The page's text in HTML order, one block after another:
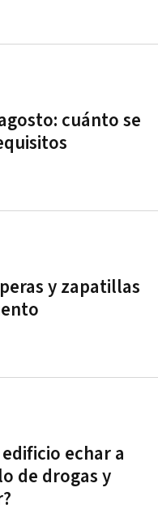
cuánto se
y zapatillas
echar a
de drogas y